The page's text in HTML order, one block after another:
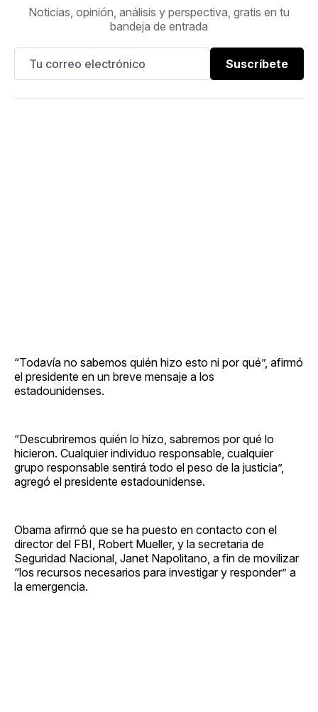
Noticias, opinión, análisis y perspectiva, gratis en tu
bandeja de entrada
Suscríbete
“Todavía no sabemos quién hizo esto ni por qué”, afirmó
el presidente en un breve mensaje a los
estadounidenses.
“Descubriremos quién lo hizo, sabremos por qué lo
hicieron. Cualquier individuo responsable, cualquier
grupo responsable sentirá todo el peso de la justicia”,
agregó el presidente estadounidense.
Obama afirmó que se ha puesto en contacto con el
director del FBI, Robert Mueller, y la secretaria de
Seguridad Nacional, Janet Napolitano, a fin de movilizar
“los recursos necesarios para investigar y responder” a
la emergencia.